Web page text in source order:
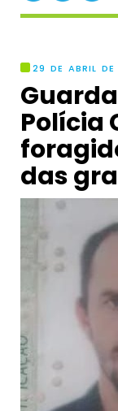
29 DE ABRIL
Polícia
das